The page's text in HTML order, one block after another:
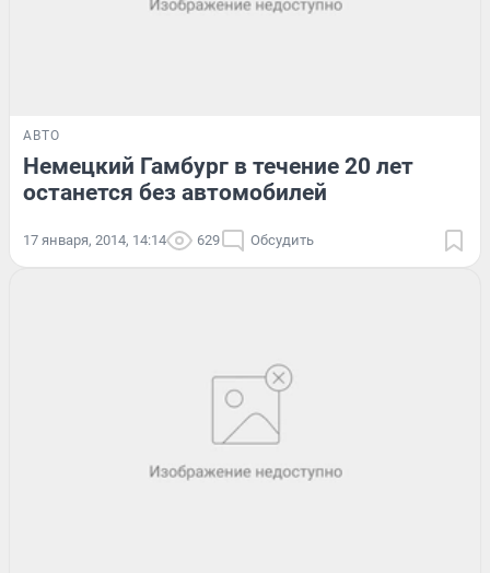
АВТО
Немецкий Гамбург в течение 20 лет
останется без автомобилей
17 января, 2014, 14:14 629 Обсудить